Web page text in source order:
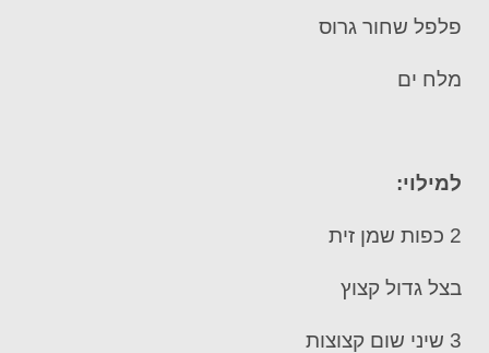
פלפל שחור גרוס
מלח ים
למילוי:
2 כפות שמן זית
בצל גדול קצוץ
3 שיני שום קצוצות